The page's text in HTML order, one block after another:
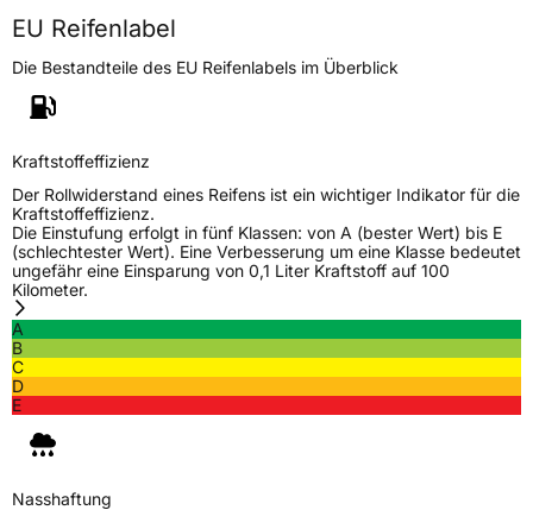
Herstellerkontakt
Continental Reifen Deutschland GmbH,
Continental-Plaza 1 30175 Hannover
Customerservice_Tires@conti.de
EU Reifenlabel
Die Bestandteile des EU Reifenlabels im Überblick
Kraftstoffeffizienz
Der Rollwiderstand eines Reifens ist ein wichtiger Indikator für die
Kraftstoffeffizienz.
Die Einstufung erfolgt in fünf Klassen: von A (bester Wert) bis E
(schlechtester Wert). Eine Verbesserung um eine Klasse bedeutet
ungefähr eine Einsparung von 0,1 Liter Kraftstoff auf 100
Kilometer.
A
B
C
D
E
Nasshaftung